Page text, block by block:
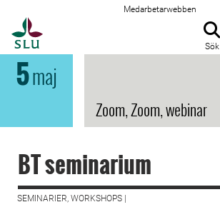
Medarbetarwebben
Sök
5maj
Zoom, Zoom, webinar
BT seminarium
SEMINARIER, WORKSHOPS |